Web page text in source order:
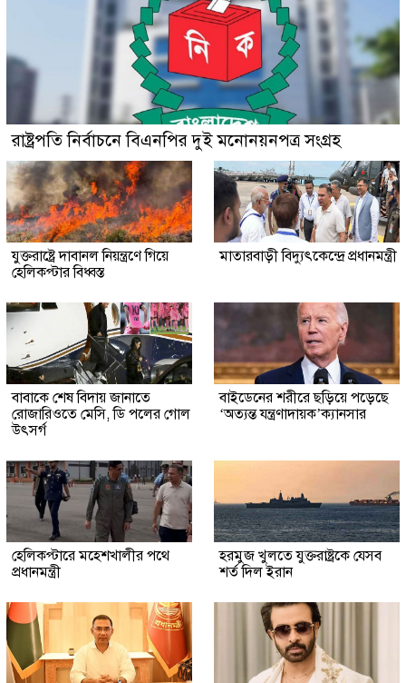
রাষ্ট্রপতি নির্বাচনে বিএনপির দুই মনোনয়নপত্র সংগ্রহ
যুক্তরাষ্ট্রে দাবানল নিয়ন্ত্রণে গিয়ে
হেলিকপ্টার বিধ্বস্ত
মাতারবাড়ী বিদ্যুৎকেন্দ্রে প্রধানমন্ত্রী
বাবাকে শেষ বিদায় জানাতে
রোজারিওতে মেসি, ডি পলের গোল
উৎসর্গ
বাইডেনের শরীরে ছড়িয়ে পড়েছে
‘অত্যন্ত যন্ত্রণাদায়ক’ক্যানসার
হেলিকপ্টারে মহেশখালীর পথে
প্রধানমন্ত্রী
হরমুজ খুলতে যুক্তরাষ্ট্রকে যেসব
শর্ত দিল ইরান